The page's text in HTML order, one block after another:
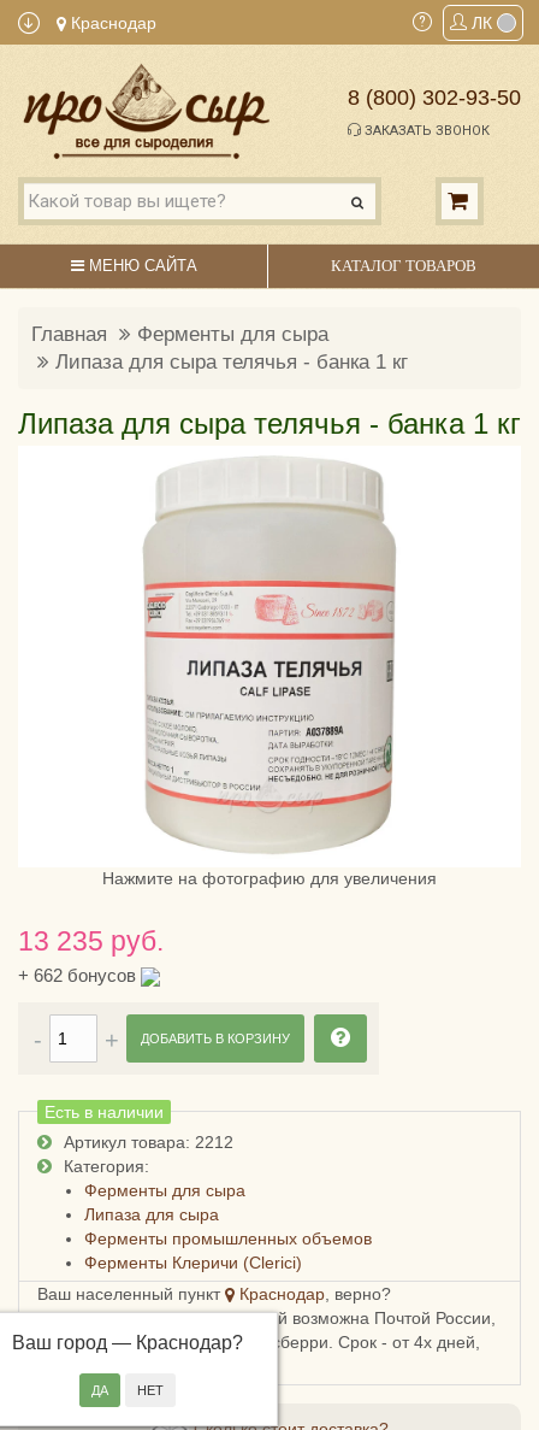
Краснодар ЛК
8 (800) 302-93-50
ЗАКАЗАТЬ ЗВОНОК
МЕНЮ САЙТА КАТАЛОГ ТОВАРОВ
Главная
Ферменты для сыра
Липаза для сыра телячья - банка 1 кг
Липаза для сыра телячья - банка 1 кг
Нажмите на фотографию для увеличения
13 235 руб.
+ 662 бонусов
Есть в наличии
Артикул товара: 2212
Категория:
Ферменты для сыра
Липаза для сыра
Ферменты промышленных объемов
Ферменты Клеричи (Clerici)
Ваш населенный пункт
Краснодар , верно?
Ваш город — Краснодар?
Доставка в Краснодарский край возможна Почтой России,
СДЭКом, Пятерочкой или Боксберри. Срок - от 4х дней,
ДОБАВИТЬ В КОРЗИНУ